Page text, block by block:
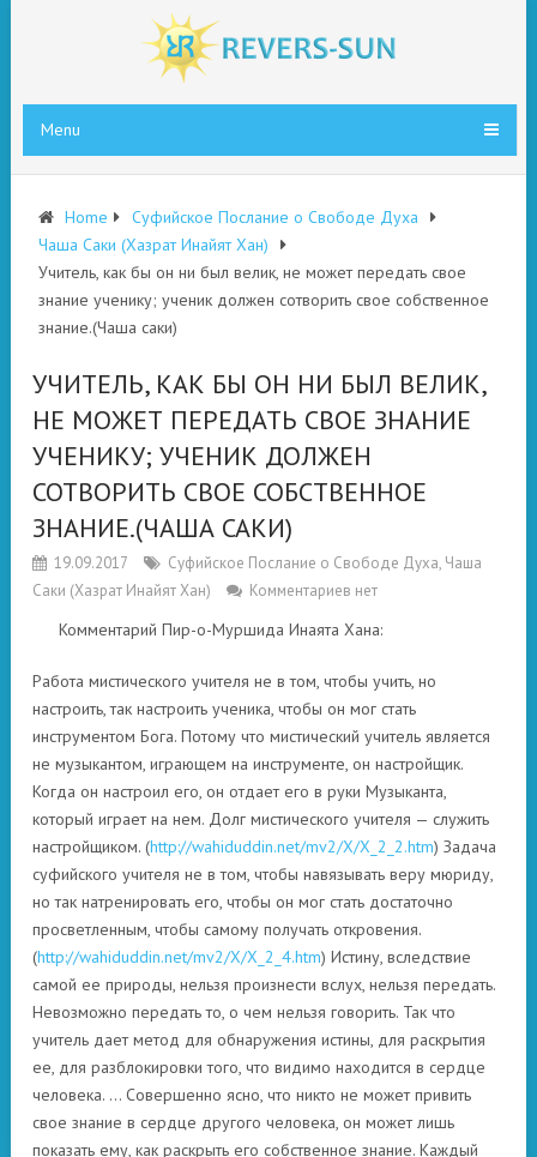
Menu
Home
Суфийское Послание о Свободе Духа
Чаша Саки (Хазрат Инайят Хан)
Учитель, как бы он ни был велик, не может передать свое
знание ученику; ученик должен сотворить свое собственное
знание.(Чаша саки)
УЧИТЕЛЬ, КАК БЫ ОН НИ БЫЛ ВЕЛИК,
НЕ МОЖЕТ ПЕРЕДАТЬ СВОЕ ЗНАНИЕ
УЧЕНИКУ; УЧЕНИК ДОЛЖЕН
СОТВОРИТЬ СВОЕ СОБСТВЕННОЕ
ЗНАНИЕ.(ЧАША САКИ)
19.09.2017 Суфийское Послание о Свободе Духа, Чаша
Саки (Хазрат Инайят Хан)
Комментариев нет
Комментарий Пир-о-Муршида Инаята Хана:
Работа мистического учителя не в том, чтобы учить, но
настроить, так настроить ученика, чтобы он мог стать
инструментом Бога. Потому что мистический учитель является
не музыкантом, играющем на инструменте, он настройщик.
Когда он настроил его, он отдает его в руки Музыканта,
который играет на нем. Долг мистического учителя — служить
настройщиком. (http://wahiduddin.net/mv2/X/X_2_2.htm) Задача
суфийского учителя не в том, чтобы навязывать веру мюриду,
но так натренировать его, чтобы он мог стать достаточно
просветленным, чтобы самому получать откровения.
(http://wahiduddin.net/mv2/X/X_2_4.htm) Истину, вследствие
самой ее природы, нельзя произнести вслух, нельзя передать.
Невозможно передать то, о чем нельзя говорить. Так что
учитель дает метод для обнаружения истины, для раскрытия
ее, для разблокировки того, что видимо находится в сердце
человека. … Совершенно ясно, что никто не может привить
свое знание в сердце другого человека, он может лишь
показать ему, как раскрыть его собственное знание. Каждый